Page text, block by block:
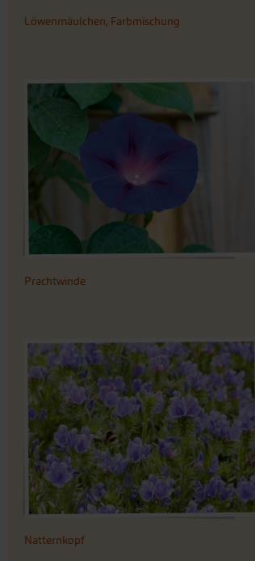
Löwenmäulchen, Farbmischung
Prachtwinde
Natternkopf